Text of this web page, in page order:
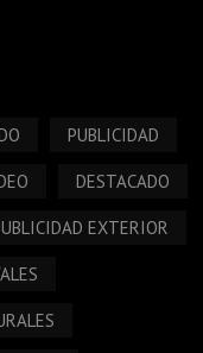
PUBLICIDAD
DESTACADO
EXTERIOR